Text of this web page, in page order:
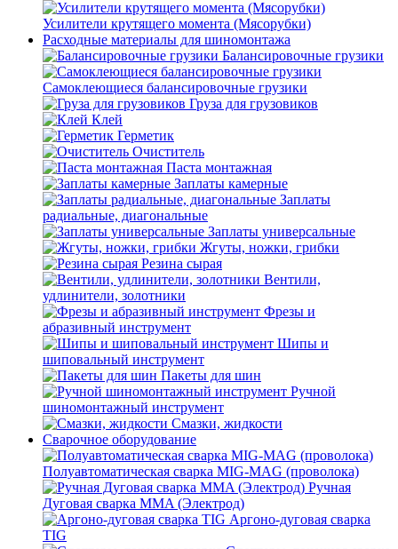
Усилители крутящего момента (Мясорубки)
Расходные материалы для шиномонтажа
Балансировочные грузики
Самоклеющиеся балансировочные грузики
Груза для грузовиков
Клей
Герметик
Очиститель
Паста монтажная
Заплаты камерные
Заплаты
радиальные, диагональные
Заплаты универсальные
Жгуты, ножки, грибки
Резина сырая
Вентили,
удлинители, золотники
Фрезы и
абразивный инструмент
Шипы и
шиповальный инструмент
Пакеты для шин
Ручной
шиномонтажный инструмент
Смазки, жидкости
Сварочное оборудование
Полуавтоматическая сварка MIG-MAG (проволока)
Ручная
Дуговая сварка MMA (Электрод)
Аргоно-дуговая сварка
TIG